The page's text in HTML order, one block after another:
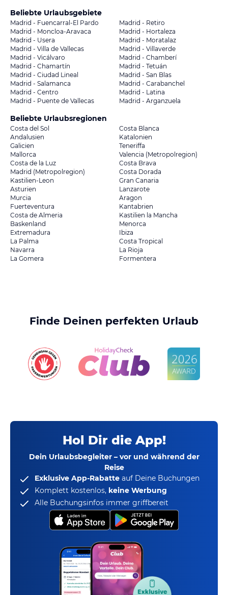
Beliebte Urlaubsgebiete
Madrid - Fuencarral-El Pardo
Madrid - Retiro
Madrid - Moncloa-Aravaca
Madrid - Hortaleza
Madrid - Usera
Madrid - Moratalaz
Madrid - Villa de Vallecas
Madrid - Villaverde
Madrid - Vicálvaro
Madrid - Chamberí
Madrid - Chamartín
Madrid - Tetuán
Madrid - Ciudad Lineal
Madrid - San Blas
Madrid - Salamanca
Madrid - Carabanchel
Madrid - Centro
Madrid - Latina
Madrid - Puente de Vallecas
Madrid - Arganzuela
Beliebte Urlaubsregionen
Costa del Sol
Costa Blanca
Andalusien
Katalonien
Galicien
Teneriffa
Mallorca
Valencia (Metropolregion)
Costa de la Luz
Costa Brava
Madrid (Metropolregion)
Costa Dorada
Kastilien-Leon
Gran Canaria
Asturien
Lanzarote
Murcia
Aragon
Fuerteventura
Kantabrien
Costa de Almeria
Kastilien la Mancha
Baskenland
Menorca
Extremadura
Ibiza
La Palma
Costa Tropical
Navarra
La Rioja
La Gomera
Formentera
Finde Deinen perfekten Urlaub
Hol Dir die App!
Dein Urlaubsbegleiter – vor und während der
Reise
Exklusive App-Rabatte auf Deine Buchungen
Komplett kostenlos, keine Werbung
Alle Buchungsinfos immer griffbereit